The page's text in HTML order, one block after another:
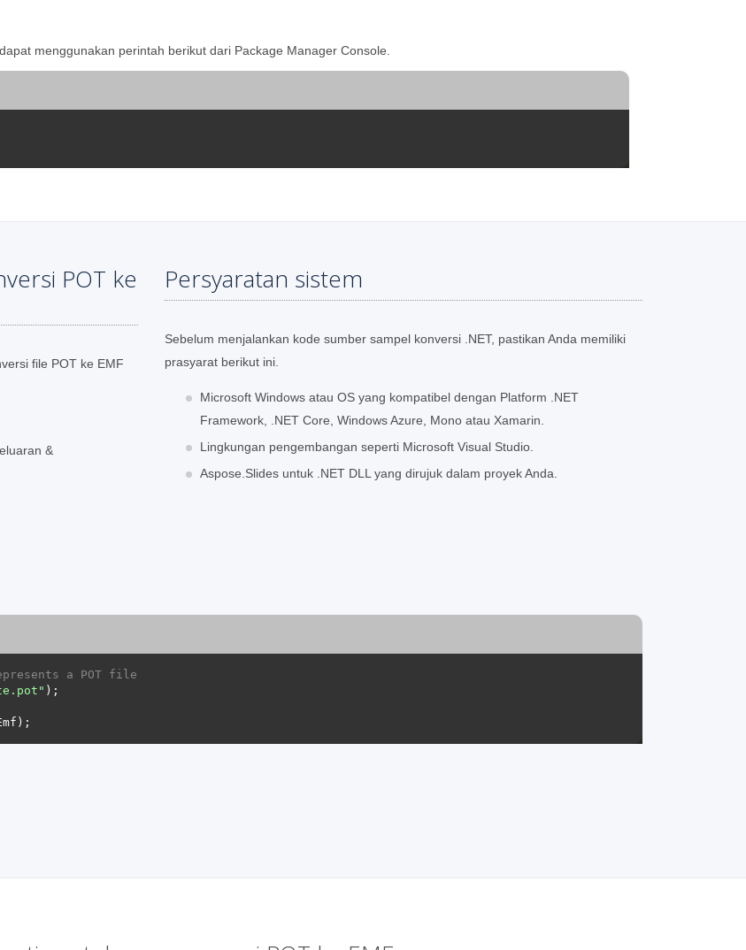
menggunakan perintah berikut dari Package Manager Console.
POT ke
file POT ke EMF
&
Persyaratan sistem
Sebelum menjalankan kode sumber sampel konversi .NET, pastikan Anda memiliki
prasyarat berikut ini.
Microsoft Windows atau OS yang kompatibel dengan Platform .NET
Framework, .NET Core, Windows Azure, Mono atau Xamarin.
Lingkungan pengembangan seperti Microsoft Visual Studio.
Aspose.Slides untuk .NET DLL yang dirujuk dalam proyek Anda.
a POT file